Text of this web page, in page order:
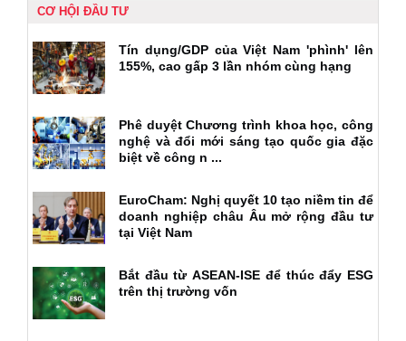
CƠ HỘI ĐẦU TƯ
Tín dụng/GDP của Việt Nam 'phình' lên
155%, cao gấp 3 lần nhóm cùng hạng
Phê duyệt Chương trình khoa học, công
nghệ và đổi mới sáng tạo quốc gia đặc
biệt về công n ...
EuroCham: Nghị quyết 10 tạo niềm tin để
doanh nghiệp châu Âu mở rộng đầu tư
tại Việt Nam
Bắt đầu từ ASEAN-ISE để thúc đẩy ESG
trên thị trường vốn